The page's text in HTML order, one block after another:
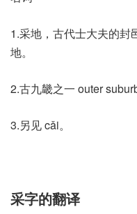
1.采地，古代士大夫的封
地。
2.古九畿之一 outer
3.另见 cǎi。
采字的翻译